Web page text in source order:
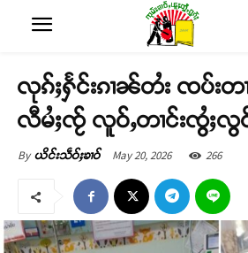
လုၵ်ႈႁႅင်းၵၢၼ်တႆး ၸပ်း
လီမႆႈၸႂ် လူဝ်ႇတၢင်းၸွႆႈလွ
By ယိင်းသဵဝ်ႈၶၢဝ် May 20, 2026 266